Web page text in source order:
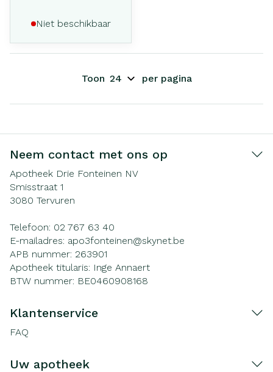
Niet beschikbaar
Toon per pagina
Neem contact met ons op
Apotheek Drie Fonteinen NV
Smisstraat 1
3080 Tervuren
Telefoon: 02 767 63 40
E-mailadres: apo3fonteinen@skynet.be
APB nummer: 263901
Apotheek titularis: Inge Annaert
BTW nummer: BE0460908168
Klantenservice
FAQ
Uw apotheek